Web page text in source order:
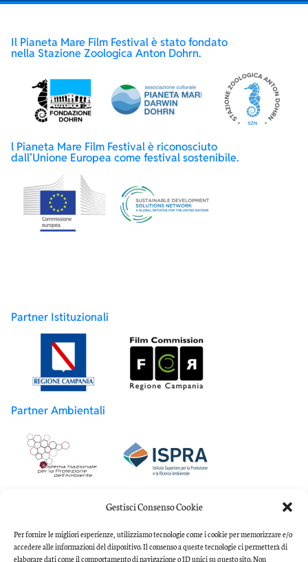
Gestisci Consenso Cookie
Per fornire le migliori esperienze, utilizziamo tecnologie come i cookie per memorizzare e/o
accedere alle informazioni del dispositivo. Il consenso a queste tecnologie ci permetterà di
elaborare dati come il comportamento di navigazione o ID unici su questo sito. Non
Il Pianeta Mare Film Festival è stato fondato
nella Stazione Zoologica Anton Dohrn.
l Pianeta Mare Film Festival è riconosciuto
dall’Unione Europea come festival sostenibile.
Partner Istituzionali
Partner Ambientali
Partner Accademici